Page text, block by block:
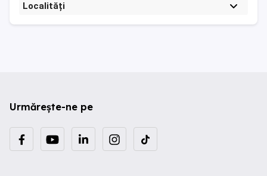
Localități
Urmărește-ne pe